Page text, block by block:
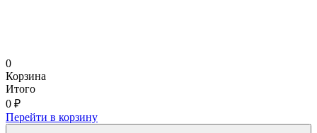
0
Корзина
Итого
0 ₽
Перейти в корзину